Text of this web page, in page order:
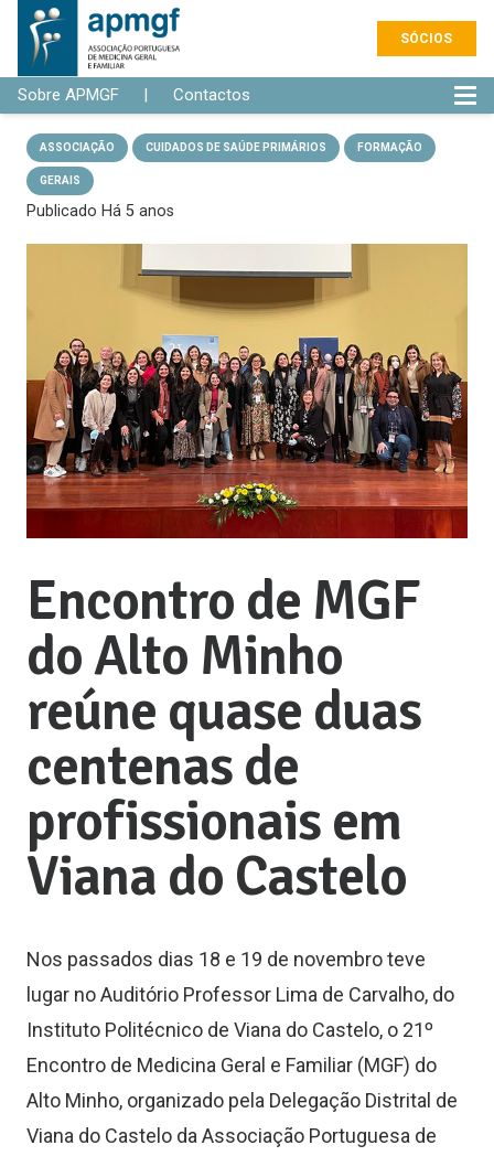
SÓCIOS
Sobre APMGF | Contactos
ASSOCIAÇÃO CUIDADOS DE SAÚDE PRIMÁRIOS FORMAÇÃO
GERAIS
Publicado Há 5 anos
Encontro de MGF
do Alto Minho
reúne quase duas
centenas de
profissionais em
Viana do Castelo
Nos passados dias 18 e 19 de novembro teve
lugar no Auditório Professor Lima de Carvalho, do
Instituto Politécnico de Viana do Castelo, o 21º
Encontro de Medicina Geral e Familiar (MGF) do
Alto Minho, organizado pela Delegação Distrital de
Viana do Castelo da Associação Portuguesa de